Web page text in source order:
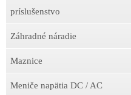
príslušenstvo
Záhradné náradie
Maznice
Meniče napätia DC / AC